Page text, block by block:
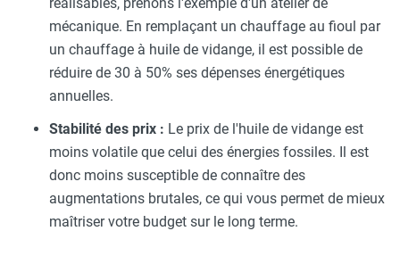
mécanique. En remplaçant un chauffage au fioul par
un chauffage à huile de vidange, il est possible de
réduire de 30 à 50% ses dépenses énergétiques
annuelles.
Stabilité des prix : Le prix de l'huile de vidange est
moins volatile que celui des énergies fossiles. Il est
donc moins susceptible de connaître des
augmentations brutales, ce qui vous permet de mieux
maîtriser votre budget sur le long terme.